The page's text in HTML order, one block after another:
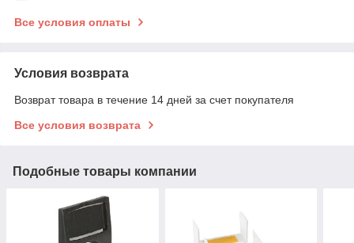
Все условия оплаты
Условия возврата
Возврат товара в течение 14 дней за счет покупателя
Все условия возврата
Подобные товары компании